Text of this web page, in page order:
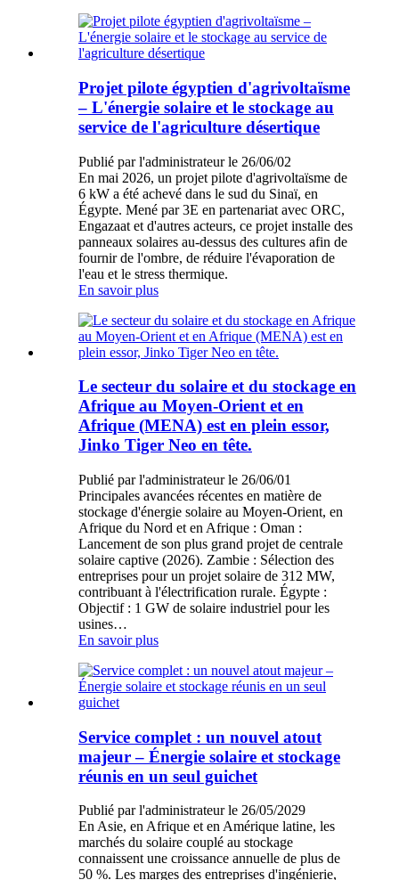
Projet pilote égyptien d'agrivoltaïsme
– L'énergie solaire et le stockage au
service de l'agriculture désertique
Publié par l'administrateur le 26/06/02
En mai 2026, un projet pilote d'agrivoltaïsme de
6 kW a été achevé dans le sud du Sinaï, en
Égypte. Mené par 3E en partenariat avec ORC,
Engazaat et d'autres acteurs, ce projet installe des
panneaux solaires au-dessus des cultures afin de
fournir de l'ombre, de réduire l'évaporation de
l'eau et le stress thermique.
En savoir plus
Le secteur du solaire et du stockage en
Afrique au Moyen-Orient et en
Afrique (MENA) est en plein essor,
Jinko Tiger Neo en tête.
Publié par l'administrateur le 26/06/01
Principales avancées récentes en matière de
stockage d'énergie solaire au Moyen-Orient, en
Afrique du Nord et en Afrique : Oman :
Lancement de son plus grand projet de centrale
solaire captive (2026). Zambie : Sélection des
entreprises pour un projet solaire de 312 MW,
contribuant à l'électrification rurale. Égypte :
Objectif : 1 GW de solaire industriel pour les
usines…
En savoir plus
Service complet : un nouvel atout
majeur – Énergie solaire et stockage
réunis en un seul guichet
Publié par l'administrateur le 26/05/2029
En Asie, en Afrique et en Amérique latine, les
marchés du solaire couplé au stockage
connaissent une croissance annuelle de plus de
50 %. Les marges des entreprises d'ingénierie,